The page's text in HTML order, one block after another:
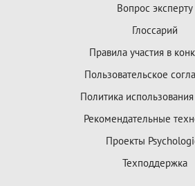
Вопрос эксперту
Глоссарий
Правила участия в
Пользовательское
Политика
Рекомендательные
Проекты
Техподдержка